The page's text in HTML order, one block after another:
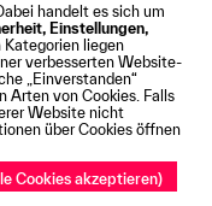
handelt es sich um
Einstellungen,
Kategorien liegen
verbesserten Website-
„Einverstanden“
Arten von Cookies. Falls
Website nicht
über Cookies öffnen
Cookies akzeptieren)